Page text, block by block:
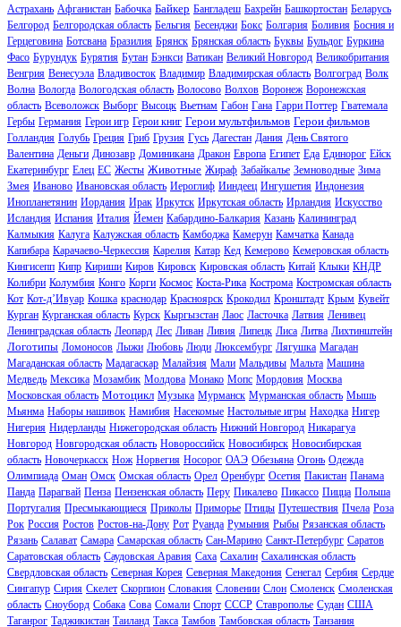
Астрахань Афганистан Бабочка Байкер Бангладеш Бахрейн Башкортостан Беларусь
Белгород Белгородская область Бельгия Бесенджи Бокс Болгария Боливия Босния и
Герцеговина Ботсвана Бразилия Брянск Брянская область Буквы Бульдог Буркина
Фасо Бурундук Бурятия Бутан Бэнкси Ватикан Великий Новгород Великобритания
Венгрия Венесуэла Владивосток Владимир Владимирская область Волгоград Волк
Волна Вологда Вологодская область Волосово Волхов Воронеж Воронежская
область Всеволожск Выборг Высоцк Вьетнам Габон Гана Гарри Поттер Гватемала
Гербы Германия Герои игр Герои книг Герои мультфильмов Герои фильмов
Голландия Голубь Греция Гриб Грузия Гусь Дагестан Дания День Святого
Валентина Деньги Динозавр Доминикана Дракон Европа Египет Еда Единорог Ейск
Екатеринбург Елец ЕС Жесты Животные Жираф Забайкалье Земноводные Зима
Змея Иваново Ивановская область Иероглиф Ииндеец Ингушетия Индонезия
Инопланетянин Иордания Ирак Иркутск Иркутская область Ирландия Искусство
Исландия Испания Италия Йемен Кабардино-Балкария Казань Калининград
Калмыкия Калуга Калужская область Камбоджа Камерун Камчатка Канада
Капибара Карачаево-Черкессия Карелия Катар Кед Кемерово Кемеровская область
Кингисепп Кипр Кириши Киров Кировск Кировская область Китай Клыки КНДР
Колибри Колумбия Конго Корги Космос Коста-Рика Кострома Костромская область
Кот Кот-д’Ивуар Кошка краснодар Красноярск Крокодил Кронштадт Крым Кувейт
Курган Курганская область Курск Кыргызстан Лаос Ласточка Латвия Ленивец
Ленинградская область Леопард Лес Ливан Ливия Липецк Лиса Литва Лихтинштейн
Логотипы Ломоносов Лыжи Любовь Люди Люксембург Лягушка Магадан
Магаданская область Мадагаскар Малайзия Мали Мальдивы Мальта Машина
Медведь Мексика Мозамбик Молдова Монако Мопс Мордовия Москва
Московская область Мотоцикл Музыка Мурманск Мурманская область Мышь
Мьянма Наборы нашивок Намибия Насекомые Настольные игры Находка Нигер
Нигерия Нидерланды Нижегородская область Нижний Новгород Никарагуа
Новгород Новгородская область Новороссийск Новосибирск Новосибирская
область Новочеркасск Нож Норвегия Носорог ОАЭ Обезьяна Огонь Одежда
Олимпиада Оман Омск Омская область Орел Оренбург Осетия Пакистан Панама
Панда Парагвай Пенза Пензенская область Перу Пикалево Пикассо Пицца Польша
Португалия Пресмыкающиеся Приколы Приморье Птицы Путешествия Пчела Роза
Рок Россия Ростов Ростов-на-Дону Рот Руанда Румыния Рыбы Рязанская область
Рязань Салават Самара Самарская область Сан-Марино Санкт-Петербург Саратов
Саратовская область Саудовская Аравия Саха Сахалин Сахалинская область
Свердловская область Северная Корея Северная Македония Сенегал Сербия Сердце
Сингапур Сирия Скелет Скорпион Словакия Словении Слон Смоленск Смоленская
область Сноуборд Собака Сова Сомали Спорт СССР Ставрополье Судан США
Таганрог Таджикистан Таиланд Такса Тамбов Тамбовская область Танзания